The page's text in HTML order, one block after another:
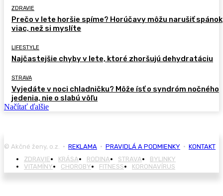
ZDRAVIE
Prečo v lete horšie spíme? Horúčavy môžu narušiť spánok
viac, než si myslíte
LIFESTYLE
Najčastejšie chyby v lete, ktoré zhoršujú dehydratáciu
STRAVA
Vyjedáte v noci chladničku? Môže ísť o syndróm nočného
jedenia, nie o slabú vôľu
Načítať ďalšie
© Akčné ženy, o.z. • REKLAMA • PRAVIDLÁ A PODMIENKY • KONTAKT
ZDRAVIE
KRÁSA RODINA STRAVA
BYLINKY
VITAMÍNY
CHOROBY FITNESS KORONAVÍRUS